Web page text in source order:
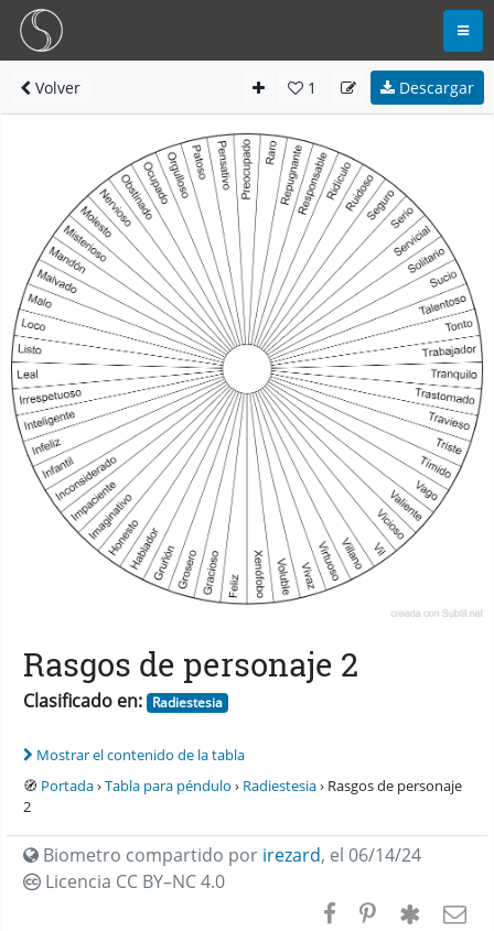
Volver 1 Descargar
Rasgos de personaje 2
Clasificado en: Radiestesia
Mostrar el contenido de la tabla
🧭 Portada›Tabla para péndulo › Radiestesia› Rasgos de personaje
2
Biometro compartido por irezard, el 06/14/24
Licencia CC BY–NC 4.0